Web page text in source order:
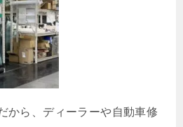
から、ディーラーや自動車修